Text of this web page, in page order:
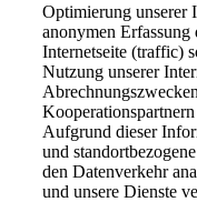
Optimierung unserer
anonymen Erfassung
Internetseite (traffic)
Nutzung unserer
Aufgrund dieser
und
den Datenverkehr
und unsere Dienste